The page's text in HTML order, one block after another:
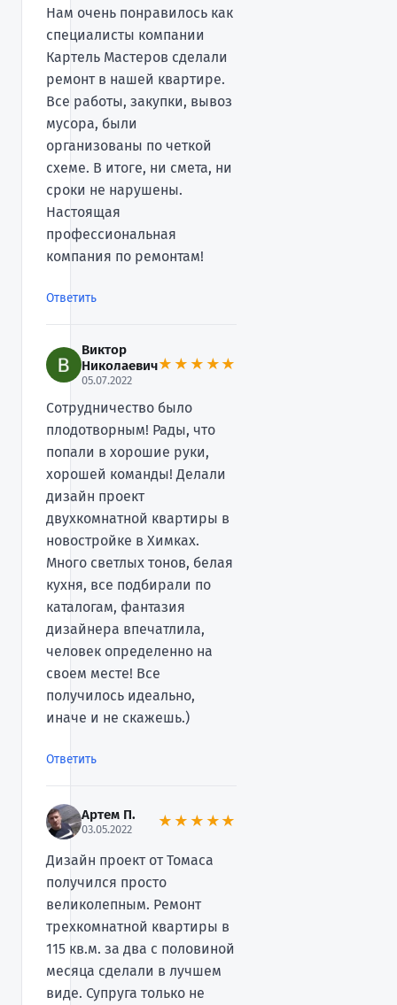
Нам очень понравилось как
специалисты компании
Картель Мастеров сделали
ремонт в нашей квартире.
Все работы, закупки, вывоз
мусора, были
организованы по четкой
схеме. В итоге, ни смета, ни
сроки не нарушены.
Настоящая
профессиональная
компания по ремонтам!
Ответить
Виктор
Николаевич
05.07.2022
★★★★★
Сотрудничество было
плодотворным! Рады, что
попали в хорошие руки,
хорошей команды! Делали
дизайн проект
двухкомнатной квартиры в
новостройке в Химках.
Много светлых тонов, белая
кухня, все подбирали по
каталогам, фантазия
дизайнера впечатлила,
человек определенно на
своем месте! Все
получилось идеально,
иначе и не скажешь.)
Ответить
Артем П.
03.05.2022 ★★★★★
Дизайн проект от Томаса
получился просто
великолепным. Ремонт
трехкомнатной квартиры в
115 кв.м. за два с половиной
месяца сделали в лучшем
виде. Супруга только не